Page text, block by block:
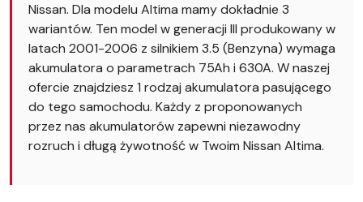
Nissan. Dla modelu Altima mamy dokładnie 3
wariantów. Ten model w generacji III produkowany w
latach 2001-2006 z silnikiem 3.5 (Benzyna) wymaga
akumulatora o parametrach 75Ah i 630A. W naszej
ofercie znajdziesz 1 rodzaj akumulatora pasującego
do tego samochodu. Każdy z proponowanych
przez nas akumulatorów zapewni niezawodny
rozruch i długą żywotność w Twoim Nissan Altima.